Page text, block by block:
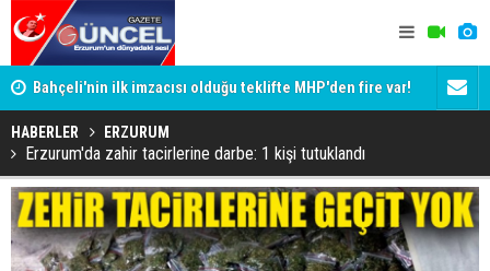
Bahçeli'nin ilk imzacısı olduğu teklifte MHP'den fire var!
İşte imzalamayan o isim
Siyaset-
HABERLER ERZURUM
Erzurum'da zahir tacirlerine darbe: 1 kişi tutuklandı